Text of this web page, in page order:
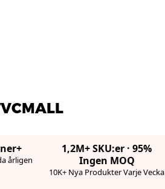
årligen
1,2M+ SKU:er · 95%
Ingen MOQ
10K+ Nya Produkter Varje Vecka